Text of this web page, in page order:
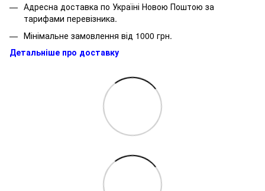
Адресна доставка по Україні Новою Поштою за
тарифами перевізника.
Мінімальне замовлення від 1000 грн.
Детальніше про доставку